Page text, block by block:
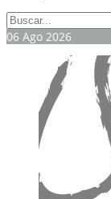
06 Ago 2026